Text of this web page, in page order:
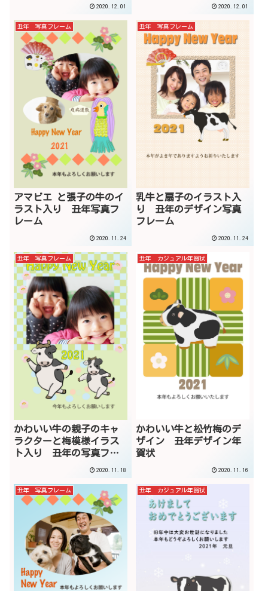
2020.12.01 2020.12.01
丑年 写真フレーム
アマビエ と張子の牛のイ
ラスト入り 丑年写真フ
レーム
2020.11.24
丑年 写真フレーム
乳牛と扇子のイラスト入
り 丑年のデザイン写真
フレーム
2020.11.24
丑年 写真フレーム
かわいい牛の親子のキャ
ラクターと梅模様イラス
ト入り 丑年の写真フレ
2020.11.18
丑年 カジュアル年賀状
かわいい牛と松竹梅のデ
ザイン 丑年デザイン年
賀状
2020.11.16
丑年 写真フレーム 丑年 カジュアル年賀状